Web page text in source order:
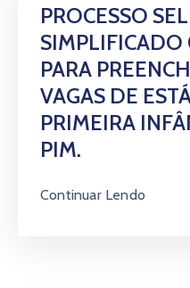
PROCESSO
PARA
VAGAS DE
PRIMEIRA
PIM.
Continuar Lendo